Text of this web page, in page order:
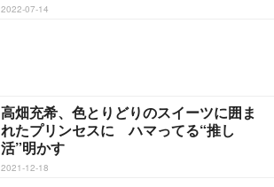
2022-07-14
高畑充希、色とりどりのスイーツに囲ま
れたプリンセスに ハマってる“推し
活”明かす
2021-12-18